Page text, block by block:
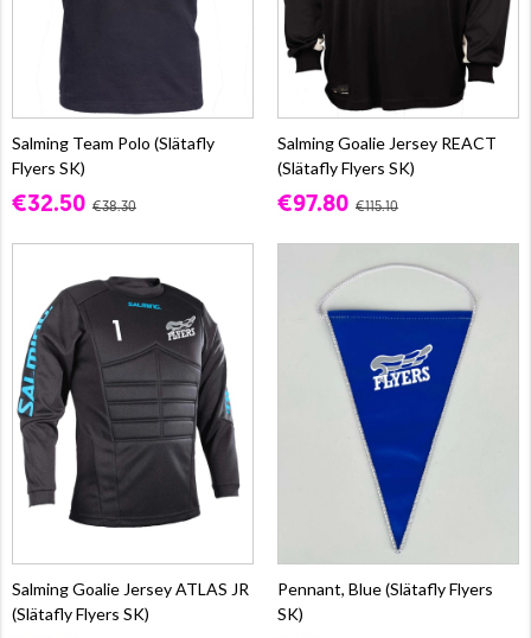
Salming Team Polo (Slätafly
Flyers SK)
€32.50 €38.30
Salming Goalie Jersey REACT
(Slätafly Flyers SK)
€97.80 €115.10
Salming Goalie Jersey ATLAS JR
(Slätafly Flyers SK)
Pennant, Blue (Slätafly Flyers
SK)